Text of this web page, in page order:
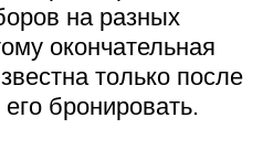
на разных
окончательная
только после
бронировать.